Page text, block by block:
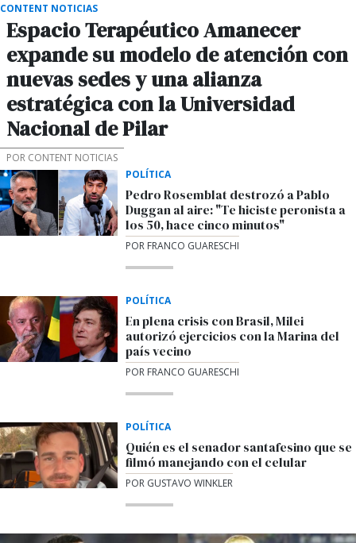
CONTENT NOTICIAS
Espacio Terapéutico Amanecer
expande su modelo de atención con
nuevas sedes y una alianza
estratégica con la Universidad
Nacional de Pilar
POR CONTENT NOTICIAS
POLÍTICA
Pedro Rosemblat destrozó a Pablo
Duggan al aire: "Te hiciste peronista a
los 50, hace cinco minutos"
POR FRANCO GUARESCHI
POLÍTICA
En plena crisis con Brasil, Milei
autorizó ejercicios con la Marina del
país vecino
POR FRANCO GUARESCHI
POLÍTICA
Quién es el senador santafesino que se
filmó manejando con el celular
POR GUSTAVO WINKLER